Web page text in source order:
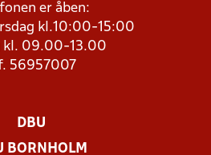
er åben:
kl.10:00-15:00
kl. 09.00-13.00
56957007
DBU
BORNHOLM